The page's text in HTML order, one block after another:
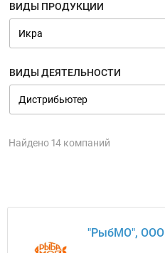
ВИДЫ ПРОДУКЦИИ
ВИДЫ ДЕЯТЕЛЬНОСТИ
Найдено 14 компаний
"РыбМО", ООО